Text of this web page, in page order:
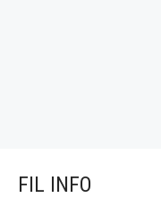
FIL INFO